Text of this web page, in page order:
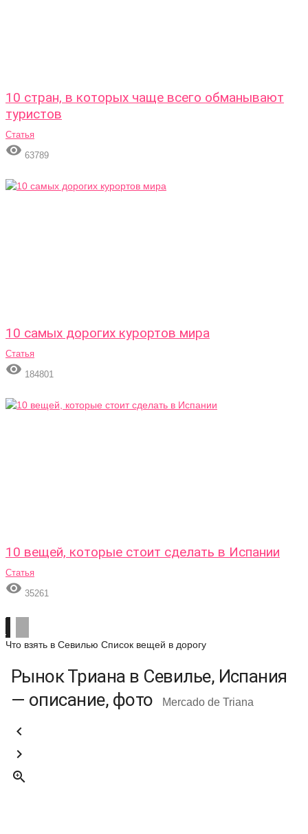
10 стран, в которых чаще всего обманывают
туристов
Статья
 63789
10 самых дорогих курортов мира
Статья
 184801
10 вещей, которые стоит сделать в Испании
Статья
 35261
Что взять в Севилью Список вещей в дорогу
Рынок Триана в Севилье, Испания
— описание, фото
Mercado de Triana


